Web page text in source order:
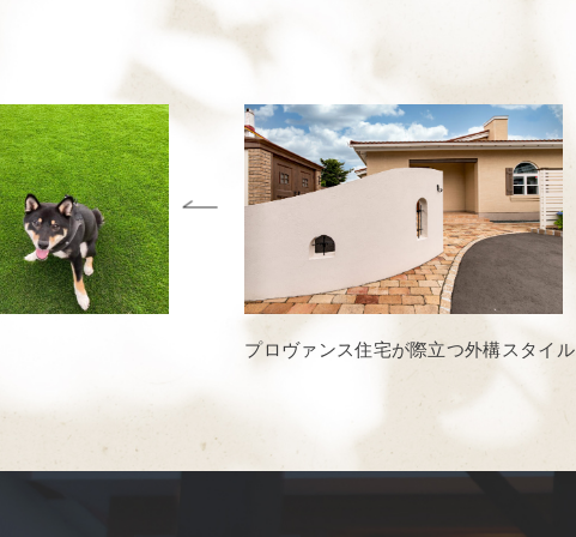
プロヴァンス住宅が際立つ外構スタイル